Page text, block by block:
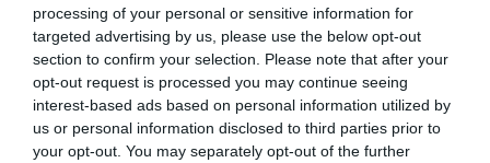
processing of your personal or sensitive information for
targeted advertising by us, please use the below opt-out
section to confirm your selection. Please note that after your
opt-out request is processed you may continue seeing
interest-based ads based on personal information utilized by
us or personal information disclosed to third parties prior to
your opt-out. You may separately opt-out of the further
29.05.2026 20:45 diFrancesco Mastrogiovanni
Tutte le squadre che parteciperanno al campionato di Serie A
2026/2027 e le date: promosse Venezia, Frosinone e Monza
vincitrice dei playoff